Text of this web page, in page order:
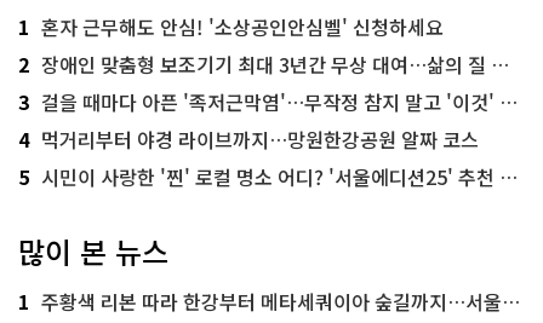
1 혼자 근무해도 안심! '소상공인안심벨' 신청하세요
2 장애인 맞춤형 보조기기 최대 3년간 무상 대여…삶의 질 높인다
3 걸을 때마다 아픈 '족저근막염'…무작정 참지 말고 '이것' 해보세요!
4 먹거리부터 야경 라이브까지…망원한강공원 알짜 코스
5 시민이 사랑한 '찐' 로컬 명소 어디? '서울에디션25' 추천 코스
많이 본 뉴스
1 주황색 리본 따라 한강부터 메타세쿼이아 숲길까지…서울둘레길 15코스